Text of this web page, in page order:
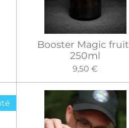
Booster Magic
250ml
9,50 €